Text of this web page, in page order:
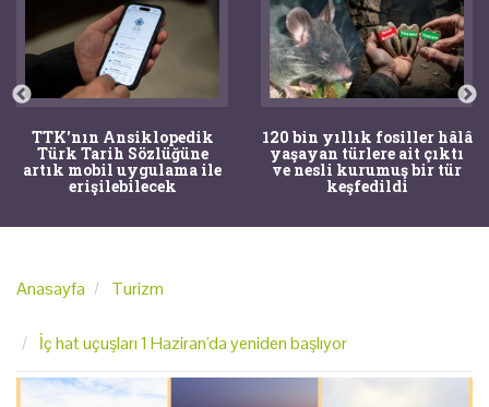
120 bin yıllık fosiller hâlâ
yaşayan türlere ait çıktı
ve nesli kurumuş bir tür
keşfedildi
Bir torba kemik adli
tıpçıları şaşkına çevirdi,
kemiklerin sırrını
arkeologlar çözdü
Anasayfa Turizm
İç hat uçuşları 1 Haziran'da yeniden başlıyor